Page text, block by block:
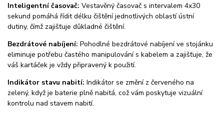
Inteligentní časovač: Vestavěný časovač s intervalem 4x30
sekund pomáhá řídit délku čištění jednotlivých oblastí ústní
dutiny, čímž zajišťuje důkladné čištění.
Bezdrátové nabíjení: Pohodlné bezdrátové nabíjení ve stojánku
eliminuje potřebu častého manipulování s kabelem a zajišťuje, že
váš kartáček je vždy připravený k použití.
Indikátor stavu nabití: Indikátor se změní z červeného na
zelený, když je baterie plně nabitá, což vám poskytuje vizuální
kontrolu nad stavem nabití.